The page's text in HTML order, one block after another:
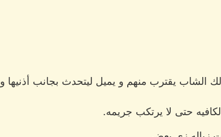
الشاب يقترب منهم و يميل ليتحدث بجانب أذنيها و
حتى لا يرتكب جريمه.